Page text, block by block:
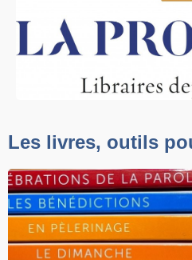
Les livres, outils